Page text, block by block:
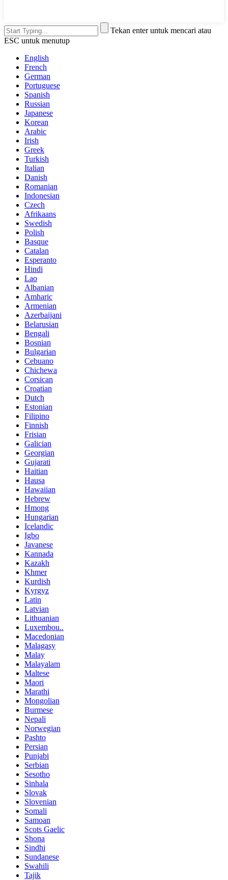
Tekan enter untuk mencari atau
ESC untuk menutup
English
French
German
Portuguese
Spanish
Russian
Japanese
Korean
Arabic
Irish
Greek
Turkish
Italian
Danish
Romanian
Indonesian
Czech
Afrikaans
Swedish
Polish
Basque
Catalan
Esperanto
Hindi
Lao
Albanian
Amharic
Armenian
Azerbaijani
Belarusian
Bengali
Bosnian
Bulgarian
Cebuano
Chichewa
Corsican
Croatian
Dutch
Estonian
Filipino
Finnish
Frisian
Galician
Georgian
Gujarati
Haitian
Hausa
Hawaiian
Hebrew
Hmong
Hungarian
Icelandic
Igbo
Javanese
Kannada
Kazakh
Khmer
Kurdish
Kyrgyz
Latin
Latvian
Lithuanian
Luxembou..
Macedonian
Malagasy
Malay
Malayalam
Maltese
Maori
Marathi
Mongolian
Burmese
Nepali
Norwegian
Pashto
Persian
Punjabi
Serbian
Sesotho
Sinhala
Slovak
Slovenian
Somali
Samoan
Scots Gaelic
Shona
Sindhi
Sundanese
Swahili
Tajik